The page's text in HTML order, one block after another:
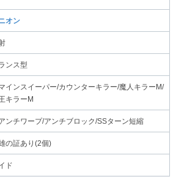
オン
ンス型
インスイーパー/カウンターキラー/魔人キラーM/
キラーM
ンチワープ/アンチブロック/SSターン短縮
の証あり(2個)
ド